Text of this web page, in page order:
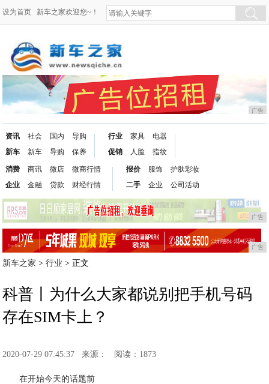
设为首页 新车之家欢迎您~！
广告
资讯
新车
社会
新车
国内
导购
导购
保养
行业
促销
家具
人脸
电器
指纹
消费
企业
商讯
金融
微店
贷款
微商行情
财经行情
报价
二手
服饰
企业
护肤彩妆
公司活动
广告
广告
新车之家 >行业 > 正文
科普丨为什么大家都说别把手机号码
存在SIM卡上？
2020-07-29 07:45:37 来源： 阅读：1873
在开始今天的话题前